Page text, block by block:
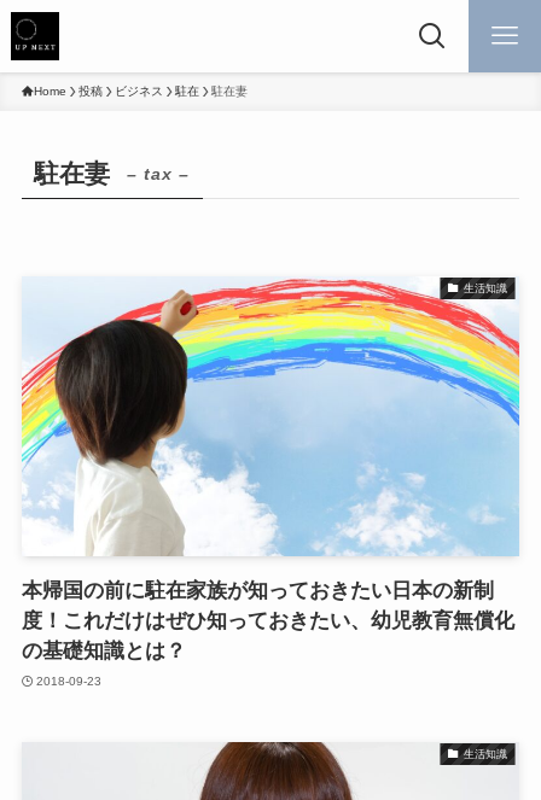
Home 投稿 ビジネス 駐在 駐在妻
駐在妻 – tax –
生活知識
本帰国の前に駐在家族が知っておきたい日本の新制
度！これだけはぜひ知っておきたい、幼児教育無償化
の基礎知識とは？
2018-09-23
生活知識